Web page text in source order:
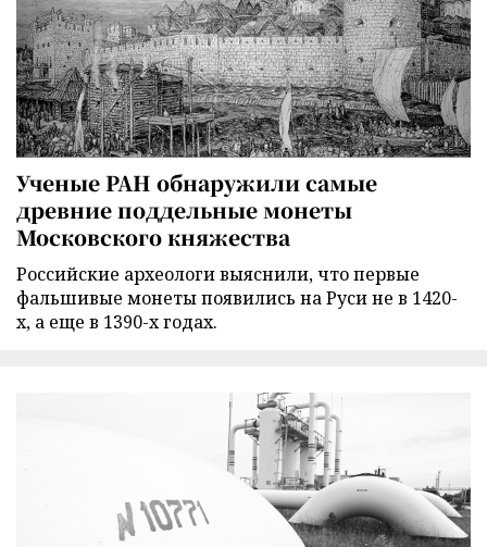
Ученые РАН обнаружили самые
древние поддельные монеты
Московского княжества
Российские археологи выяснили, что первые
фальшивые монеты появились на Руси не в 1420-
х, а еще в 1390-х годах.